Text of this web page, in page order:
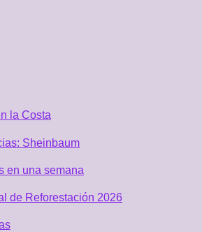
la Costa
Sheinbaum
en una semana
de Reforestación 2026